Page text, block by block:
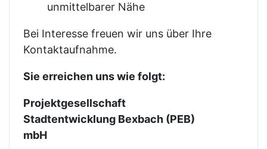
unmittelbarer Nähe
Bei Interesse freuen wir uns über Ihre
Kontaktaufnahme.
Sie erreichen uns wie folgt:
Projektgesellschaft
Stadtentwicklung Bexbach (PEB)
mbH